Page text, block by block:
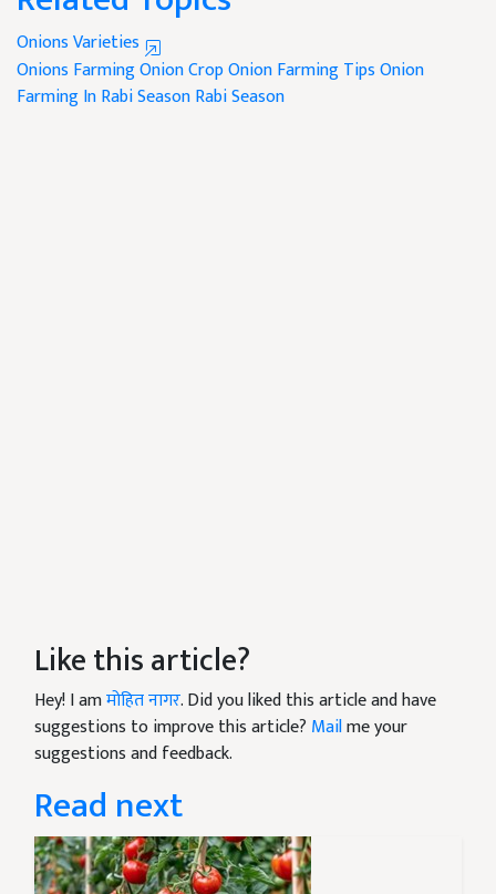
Onions Varieties
Onions FarmingOnion CropOnion Farming TipsOnion
Farming In Rabi SeasonRabi Season
Like this article?
Hey! I amमोहित नागर. Did you liked this article and have
suggestions to improve this article? Mailme your
suggestions and feedback.
Read next